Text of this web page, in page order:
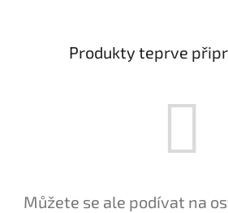
Produkty teprve
Můžete se ale podívat na